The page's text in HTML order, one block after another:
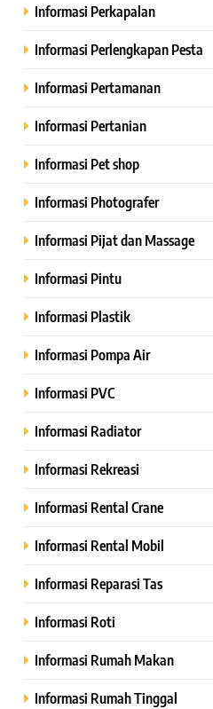
Informasi Perkapalan
Informasi Perlengkapan Pesta
Informasi Pertamanan
Informasi Pertanian
Informasi Pet shop
Informasi Photografer
Informasi Pijat dan Massage
Informasi Pintu
Informasi Plastik
Informasi Pompa Air
Informasi PVC
Informasi Radiator
Informasi Rekreasi
Informasi Rental Crane
Informasi Rental Mobil
Informasi Reparasi Tas
Informasi Roti
Informasi Rumah Makan
Informasi Rumah Tinggal